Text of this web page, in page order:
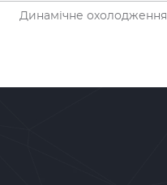
Динамічне охолодження